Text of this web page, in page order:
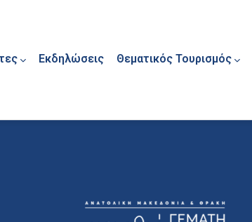
Εκδηλώσεις Θεματικός Τουρισμός